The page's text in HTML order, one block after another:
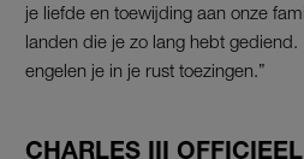
je liefde en toewijding aan onze
landen die je zo lang hebt
engelen je in je rust toezingen.”
CHARLES III